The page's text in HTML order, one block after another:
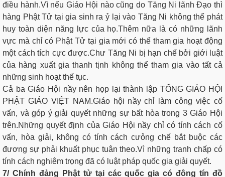
điều hành.Vì nếu Giáo Hội nào cũng do Tăng Ni lãnh Đạo thì
hàng Phật Tử tại gia sinh ra ỷ lại vào Tăng Ni không thể phát
huy toàn diện năng lực của họ.Thêm nữa là có những lãnh
vực mà chỉ có Phật Tử tại gia mới có thể tham gia hoạt động
một cách tích cực được.Chư Tăng Ni bị hạn chế bởi giới luật
của hàng xuất gia thanh tịnh không thể tham gia vào tất cả
những sinh hoạt thế tục.
Cả ba Giáo Hội nầy nên họp lại thành lập TỔNG GIÁO HỘI
PHẬT GIÁO VIỆT NAM.Giáo hội nầy chỉ làm công việc cố
vấn, và góp ý giải quyết những sự bất hòa trong 3 Giáo Hội
trên.Những quyết định của Giáo Hội nầy chỉ có tính cách cố
vấn, hòa giải, không có tính cách cưỏng chế bắt buộc các
đương sự phải khuất phục tuân theo.Vì những tranh chấp có
tính cách nghiêm trọng đã có luật pháp quốc gia giải quyết.
7/ Chính đảng Phật tử tại các quốc gia có đông tín đồ